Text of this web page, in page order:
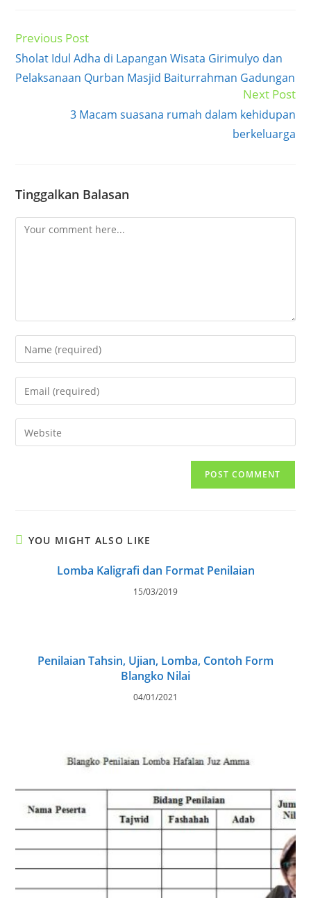
Read
more
articles
Previous Post
Sholat Idul Adha di Lapangan Wisata Girimulyo dan
Pelaksanaan Qurban Masjid Baiturrahman Gadungan
Next Post
3 Macam suasana rumah dalam kehidupan
berkeluarga
Tinggalkan Balasan
Comment
Enter
your
name
comment
Enter
your
email
address
Enter
your
YOU MIGHT ALSO LIKE
Lomba Kaligrafi dan Format Penilaian
15/03/2019
Penilaian Tahsin, Ujian, Lomba, Contoh Form
Blangko Nilai
04/01/2021